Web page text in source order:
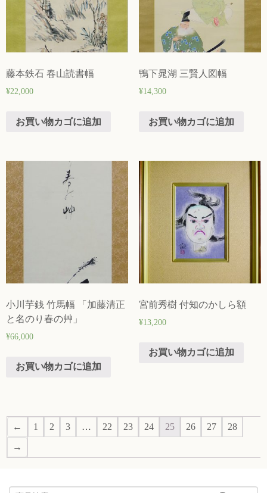
藤本鉄石 春山読書幅
¥22,000
お買い物カゴに追加
鴨下晁湖 三賢人図幅
¥14,300
お買い物カゴに追加
小川芋銭 竹馬幅 「加藤清正
と名のり春の艸」
¥66,000
お買い物カゴに追加
宮前秀樹 付知のかしら額
¥13,200
お買い物カゴに追加
← 1 2 3 … 22 23 24 25 26 27
28
→